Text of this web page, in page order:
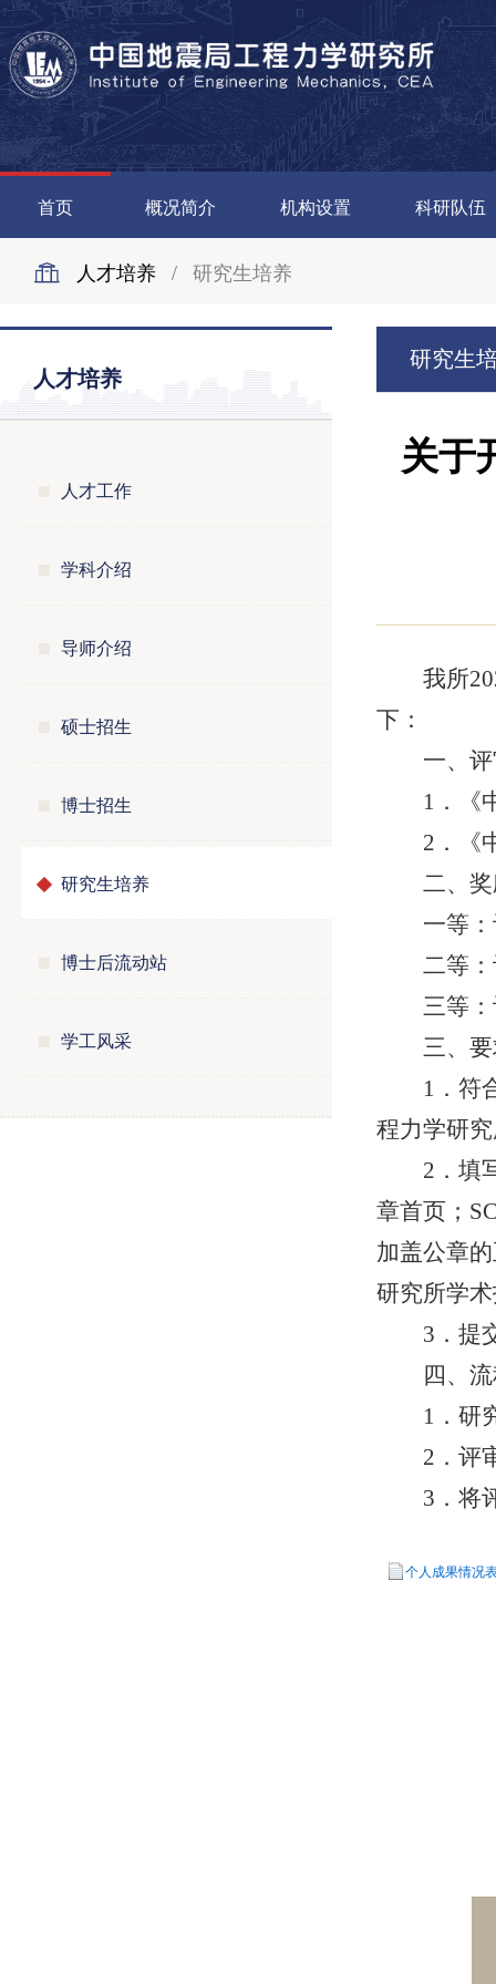
首页 概况简介 机构设置 科研队伍
人才培养 / 研究生培养
人才培养
人才工作
学科介绍
导师介绍
硕士招生
博士招生
研究生培养
博士后流动站
学工风采
研究生
关于
我所
下：
一、
1．《
2．《
二、
一等
二等
三等
三、
1．符
程力学研
2．填
章首页；
加盖公章
研究所学
3．提
四、
1．研
2．评
3．将
个人成果情况